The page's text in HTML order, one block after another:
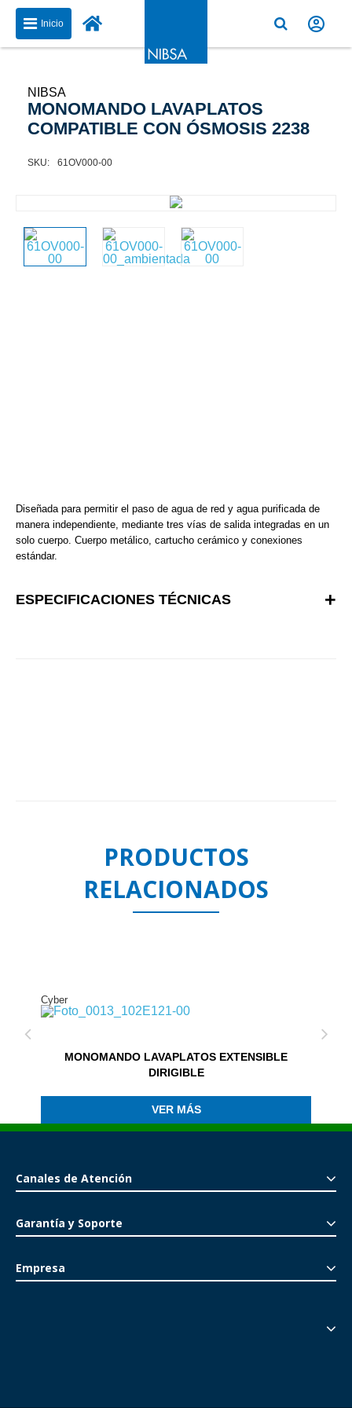
Inicio
NIBSA
MONOMANDO LAVAPLATOS
COMPATIBLE CON ÓSMOSIS 2238
61OV000-00
Diseñada para permitir el paso de agua de red y agua purificada de
manera independiente, mediante tres vías de salida integradas en un
solo cuerpo. Cuerpo metálico, cartucho cerámico y conexiones
estándar.
ESPECIFICACIONES TÉCNICAS
PRODUCTOS
RELACIONADOS
Cyber
MONOMANDO LAVAPLATOS EXTENSIBLE
DIRIGIBLE
VER MÁS
Canales de Atención
Garantía y Soporte
Empresa